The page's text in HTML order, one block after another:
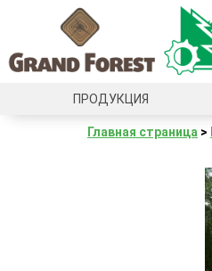
ПРОДУКЦИЯ
Главная страница >